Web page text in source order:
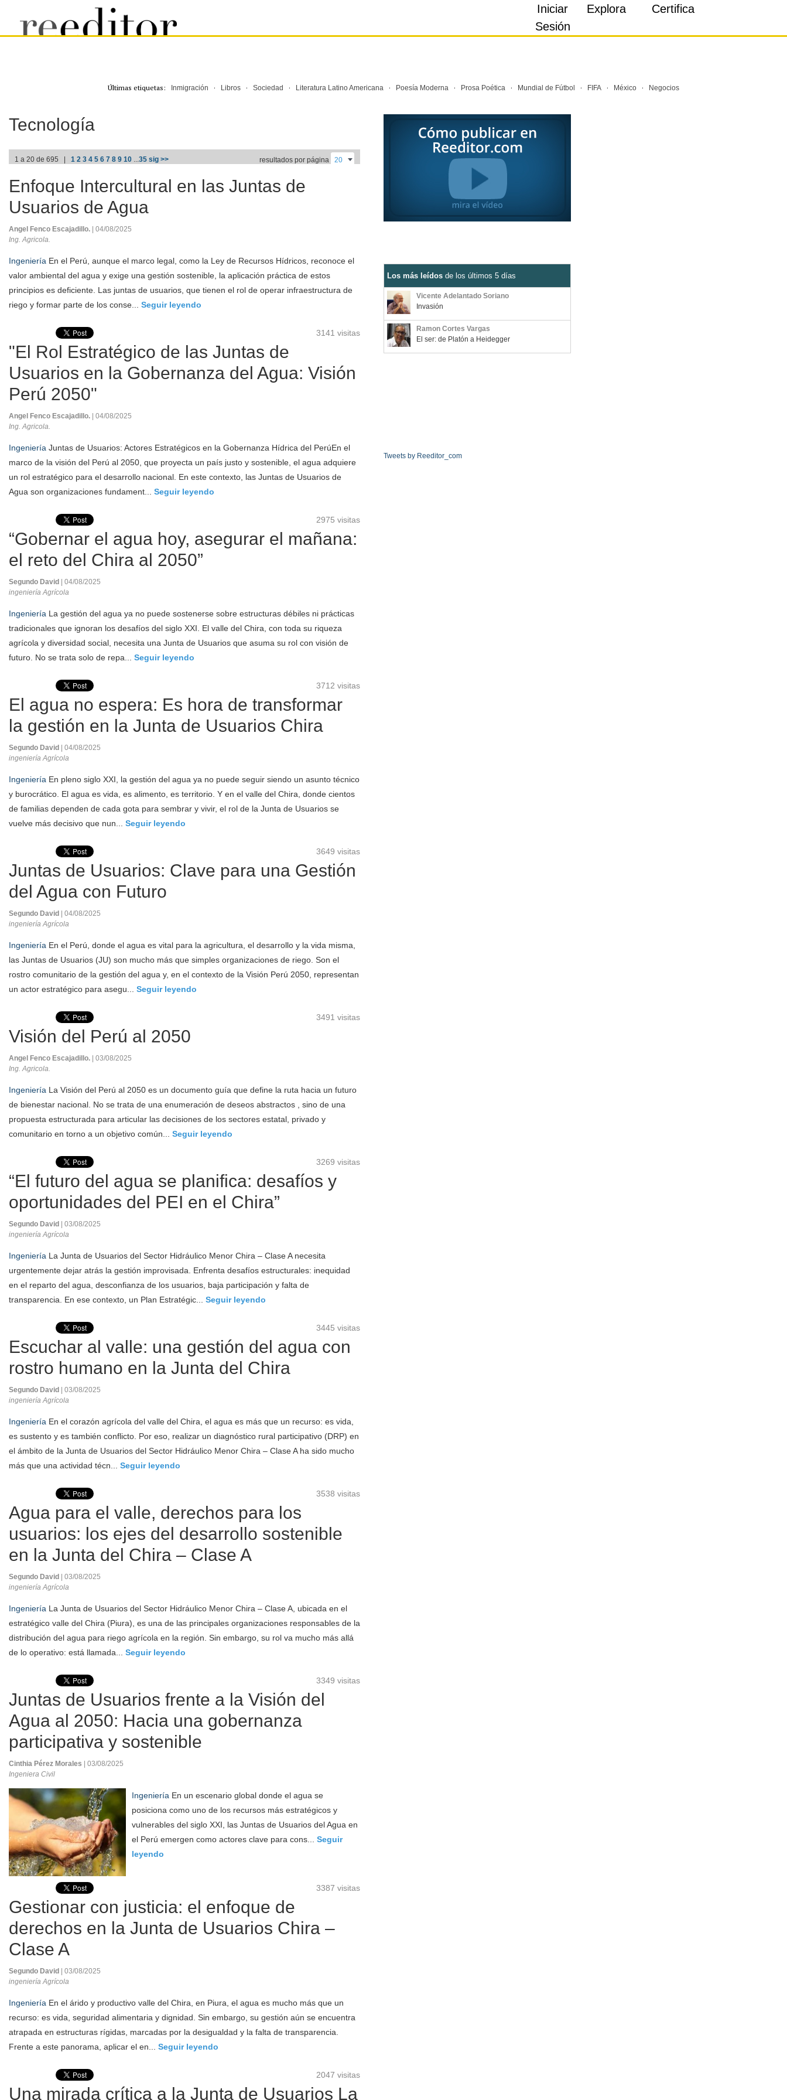
Iniciar
Sesión
Explora Certifica
Últimas etiquetas: Inmigración · Libros · Sociedad · Literatura Latino Americana · Poesía Moderna · Prosa Poética · Mundial de Fútbol · FIFA · México · Negocios
Tecnología
1 a 20 de 695 | 1 2 3 4 5 6 7 8 9 10 ...35 sig >> resultados por página
Enfoque Intercultural en las Juntas de
Usuarios de Agua
Angel Fenco Escajadillo.
| 04/08/2025
Ing. Agricola.
Ingeniería En el Perú, aunque el marco legal, como la Ley de Recursos Hídricos, reconoce el
valor ambiental del agua y exige una gestión sostenible, la aplicación práctica de estos
principios es deficiente. Las juntas de usuarios, que tienen el rol de operar infraestructura de
riego y formar parte de los conse... Seguir leyendo
3141 visitas
"El Rol Estratégico de las Juntas de
Usuarios en la Gobernanza del Agua: Visión
Perú 2050"
Angel Fenco Escajadillo.
| 04/08/2025
Ing. Agricola.
Ingeniería Juntas de Usuarios: Actores Estratégicos en la Gobernanza Hídrica del PerúEn el
marco de la visión del Perú al 2050, que proyecta un país justo y sostenible, el agua adquiere
un rol estratégico para el desarrollo nacional. En este contexto, las Juntas de Usuarios de
Agua son organizaciones fundament... Seguir leyendo
2975 visitas
“Gobernar el agua hoy, asegurar el mañana:
el reto del Chira al 2050”
Segundo David
| 04/08/2025
ingeniería Agrícola
Ingeniería La gestión del agua ya no puede sostenerse sobre estructuras débiles ni prácticas
tradicionales que ignoran los desafíos del siglo XXI. El valle del Chira, con toda su riqueza
agrícola y diversidad social, necesita una Junta de Usuarios que asuma su rol con visión de
futuro. No se trata solo de repa... Seguir leyendo
3712 visitas
El agua no espera: Es hora de transformar
la gestión en la Junta de Usuarios Chira
Segundo David
| 04/08/2025
ingeniería Agrícola
Ingeniería En pleno siglo XXI, la gestión del agua ya no puede seguir siendo un asunto técnico
y burocrático. El agua es vida, es alimento, es territorio. Y en el valle del Chira, donde cientos
de familias dependen de cada gota para sembrar y vivir, el rol de la Junta de Usuarios se
vuelve más decisivo que nun... Seguir leyendo
3649 visitas
Juntas de Usuarios: Clave para una Gestión
del Agua con Futuro
Segundo David
| 04/08/2025
ingeniería Agrícola
Ingeniería En el Perú, donde el agua es vital para la agricultura, el desarrollo y la vida misma,
las Juntas de Usuarios (JU) son mucho más que simples organizaciones de riego. Son el
rostro comunitario de la gestión del agua y, en el contexto de la Visión Perú 2050, representan
un actor estratégico para asegu... Seguir leyendo
3491 visitas
Visión del Perú al 2050
Angel Fenco Escajadillo.
| 03/08/2025
Ing. Agricola.
Ingeniería La Visión del Perú al 2050 es un documento guía que define la ruta hacia un futuro
de bienestar nacional. No se trata de una enumeración de deseos abstractos , sino de una
propuesta estructurada para articular las decisiones de los sectores estatal, privado y
comunitario en torno a un objetivo común... Seguir leyendo
3269 visitas
“El futuro del agua se planifica: desafíos y
oportunidades del PEI en el Chira”
Segundo David
| 03/08/2025
ingeniería Agrícola
Ingeniería La Junta de Usuarios del Sector Hidráulico Menor Chira – Clase A necesita
urgentemente dejar atrás la gestión improvisada. Enfrenta desafíos estructurales: inequidad
en el reparto del agua, desconfianza de los usuarios, baja participación y falta de
transparencia. En ese contexto, un Plan Estratégic... Seguir leyendo
3445 visitas
Escuchar al valle: una gestión del agua con
rostro humano en la Junta del Chira
Segundo David
| 03/08/2025
ingeniería Agrícola
Ingeniería En el corazón agrícola del valle del Chira, el agua es más que un recurso: es vida,
es sustento y es también conflicto. Por eso, realizar un diagnóstico rural participativo (DRP) en
el ámbito de la Junta de Usuarios del Sector Hidráulico Menor Chira – Clase A ha sido mucho
más que una actividad técn... Seguir leyendo
3538 visitas
Agua para el valle, derechos para los
usuarios: los ejes del desarrollo sostenible
en la Junta del Chira – Clase A
Segundo David
| 03/08/2025
ingeniería Agrícola
Ingeniería La Junta de Usuarios del Sector Hidráulico Menor Chira – Clase A, ubicada en el
estratégico valle del Chira (Piura), es una de las principales organizaciones responsables de la
distribución del agua para riego agrícola en la región. Sin embargo, su rol va mucho más allá
de lo operativo: está llamada... Seguir leyendo
3349 visitas
Juntas de Usuarios frente a la Visión del
Agua al 2050: Hacia una gobernanza
participativa y sostenible
Cinthia Pérez Morales
| 03/08/2025
Ingeniera Civil
Ingeniería En un escenario global donde el agua se
posiciona como uno de los recursos más estratégicos y
vulnerables del siglo XXI, las Juntas de Usuarios del Agua en
el Perú emergen como actores clave para cons... Seguir
leyendo
3387 visitas
Gestionar con justicia: el enfoque de
derechos en la Junta de Usuarios Chira –
Clase A
Segundo David
| 03/08/2025
ingeniería Agrícola
Ingeniería En el árido y productivo valle del Chira, en Piura, el agua es mucho más que un
recurso: es vida, seguridad alimentaria y dignidad. Sin embargo, su gestión aún se encuentra
atrapada en estructuras rígidas, marcadas por la desigualdad y la falta de transparencia.
Frente a este panorama, aplicar el en... Seguir leyendo
2047 visitas
Una mirada crítica a la Junta de Usuarios La
Los más leídos de los últimos 5 días
Vicente Adelantado Soriano
Invasión
Ramon Cortes Vargas
El ser: de Platón a Heidegger
Tweets by Reeditor_com